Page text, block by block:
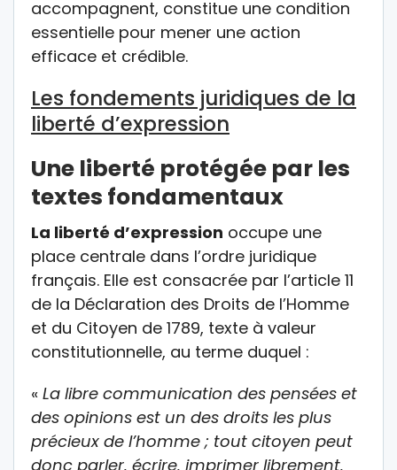
accompagnent, constitue une condition
essentielle pour mener une action
efficace et crédible.
Les fondements juridiques de la
liberté d’expression
Une liberté protégée par les
textes fondamentaux
La liberté d’expression occupe une
place centrale dans l’ordre juridique
français. Elle est consacrée par l’article 11
de la Déclaration des Droits de l’Homme
et du Citoyen de 1789, texte à valeur
constitutionnelle, au terme duquel :
« La libre communication des pensées et
des opinions est un des droits les plus
précieux de l’homme ; tout citoyen peut
donc parler, écrire, imprimer librement,